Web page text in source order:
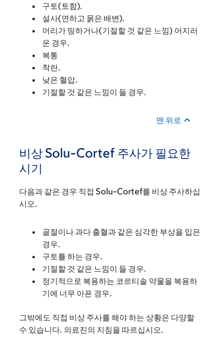
구토(토함).
설사(연하고 묽은 배변).
머리가 띵하거나(기절할 것 같은 느낌) 어지러
운 경우.
복통
착란.
낮은 혈압.
기절할 것 같은 느낌이 들 경우.
맨 위로
비상 Solu-Cortef 주사가 필요한
시기
다음과 같은 경우 직접 Solu-Cortef를 비상 주사하십
시오.
골절이나 과다 출혈과 같은 심각한 부상을 입은
경우.
구토를 하는 경우.
기절할 것 같은 느낌이 들 경우.
정기적으로 복용하는 코르티솔 약물을 복용하
기에 너무 아픈 경우.
그밖에도 직접 비상 주사를 해야 하는 상황은 다양할
수 있습니다. 의료진의 지침을 따르십시오.